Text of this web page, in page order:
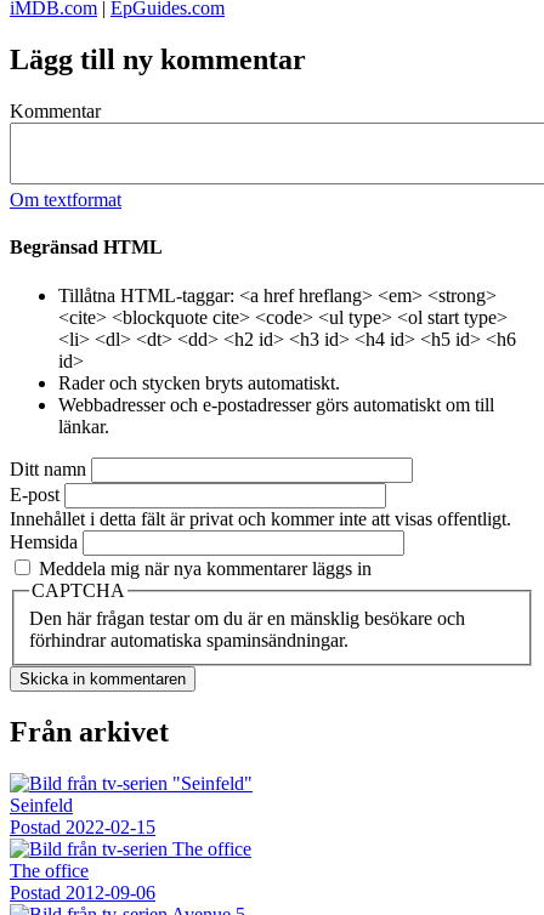
iMDB.com | EpGuides.com
Lägg till ny kommentar
Kommentar
Om textformat
Begränsad HTML
Tillåtna HTML-taggar: <a href hreflang> <em> <strong>
<cite> <blockquote cite> <code> <ul type> <ol start type>
<li> <dl> <dt> <dd> <h2 id> <h3 id> <h4 id> <h5 id> <h6
id>
Rader och stycken bryts automatiskt.
Webbadresser och e-postadresser görs automatiskt om till
länkar.
Ditt namn
E-post
Innehållet i detta fält är privat och kommer inte att visas offentligt.
Hemsida
Meddela mig när nya kommentarer läggs in
CAPTCHA
Den här frågan testar om du är en mänsklig besökare och
förhindrar automatiska spaminsändningar.
Från arkivet
Seinfeld
Postad 2022-02-15
The office
Postad 2012-09-06